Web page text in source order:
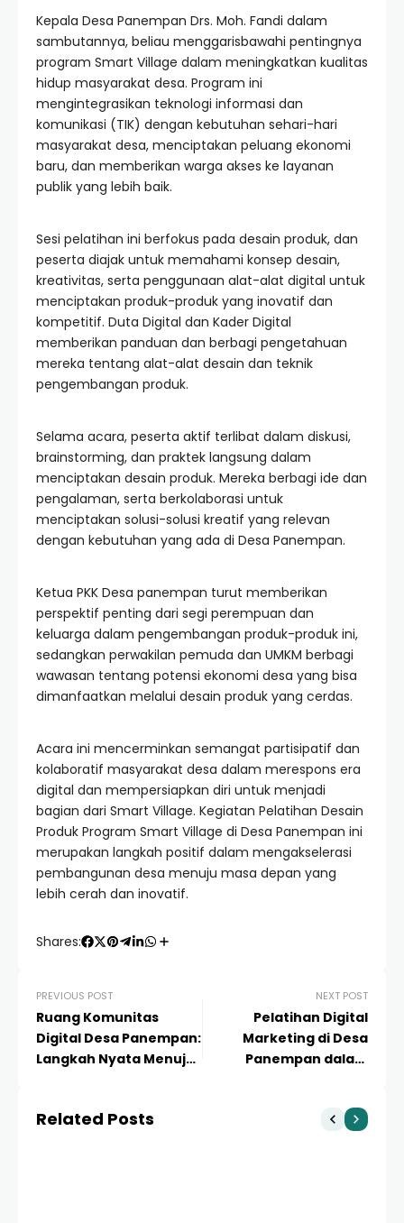
Kepala Desa Panempan Drs. Moh. Fandi dalam
sambutannya, beliau menggarisbawahi pentingnya
program Smart Village dalam meningkatkan kualitas
hidup masyarakat desa. Program ini
mengintegrasikan teknologi informasi dan
komunikasi (TIK) dengan kebutuhan sehari-hari
masyarakat desa, menciptakan peluang ekonomi
baru, dan memberikan warga akses ke layanan
publik yang lebih baik.
Sesi pelatihan ini berfokus pada desain produk, dan
peserta diajak untuk memahami konsep desain,
kreativitas, serta penggunaan alat-alat digital untuk
menciptakan produk-produk yang inovatif dan
kompetitif. Duta Digital dan Kader Digital
memberikan panduan dan berbagi pengetahuan
mereka tentang alat-alat desain dan teknik
pengembangan produk.
Selama acara, peserta aktif terlibat dalam diskusi,
brainstorming, dan praktek langsung dalam
menciptakan desain produk. Mereka berbagi ide dan
pengalaman, serta berkolaborasi untuk
menciptakan solusi-solusi kreatif yang relevan
dengan kebutuhan yang ada di Desa Panempan.
Ketua PKK Desa panempan turut memberikan
perspektif penting dari segi perempuan dan
keluarga dalam pengembangan produk-produk ini,
sedangkan perwakilan pemuda dan UMKM berbagi
wawasan tentang potensi ekonomi desa yang bisa
dimanfaatkan melalui desain produk yang cerdas.
Acara ini mencerminkan semangat partisipatif dan
kolaboratif masyarakat desa dalam merespons era
digital dan mempersiapkan diri untuk menjadi
bagian dari Smart Village. Kegiatan Pelatihan Desain
Produk Program Smart Village di Desa Panempan ini
merupakan langkah positif dalam mengakselerasi
pembangunan desa menuju masa depan yang
lebih cerah dan inovatif.
Shares:
PREVIOUS POST
Ruang Komunitas
Digital Desa Panempan:
Langkah Nyata Menuju
NEXT POST
Pelatihan Digital
Marketing di Desa
Panempan dalam
Related Posts